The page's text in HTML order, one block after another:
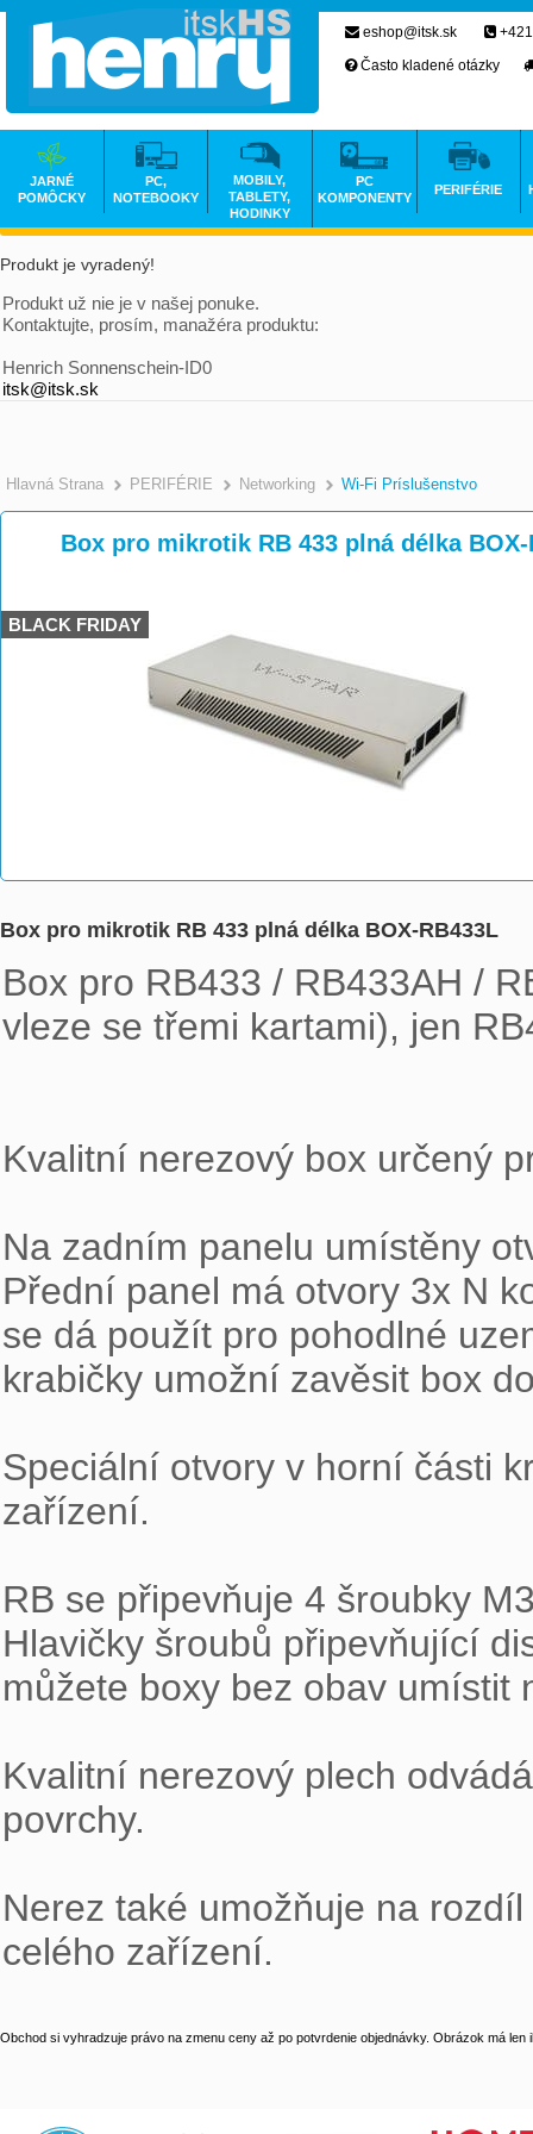
Produkt je vyradený!
Produkt už nie je v našej ponuke.
Kontaktujte, prosím, manažéra produktu:
Henrich Sonnenschein-ID0
itsk@itsk.sk
Hlavná Strana >
PERIFÉRIE >
Networking >
Wi-Fi Príslušenstvo
Box pro mikrotik RB 433 plná délka BOX-
BLACK FRIDAY
Box pro mikrotik RB 433 plná délka BOX-RB433L
Box pro RB433 / RB433AH /
vleze se třemi kartami), jen
Kvalitní nerezový box určený
Na zadním panelu umístěny
Přední panel má otvory 3x N
se dá použít pro pohodlné
krabičky umožní zavěsit box
Speciální otvory v horní části
zařízení.
RB se připevňuje 4 šroubky
Hlavičky šroubů připevňující
můžete boxy bez obav umístit
Kvalitní nerezový plech
povrchy.
Nerez také umožňuje na
celého zařízení.
Obchod si vyhradzuje právo na zmenu ceny až po potvrdenie objednávky. Obrázok má len
eshop@itsk.sk
Často kladené otázky
JARNÉ
POMÔCKY
PC,
NOTEBOOKY
MOBILY,
TABLETY,
HODINKY
PC
KOMPONENTY
PERIFÉRIE